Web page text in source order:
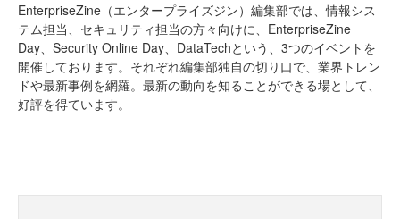
EnterpriseZine（エンタープライズジン）編集部では、情報シス
テム担当、セキュリティ担当の方々向けに、EnterpriseZine
Day、Security Online Day、DataTechという、3つのイベントを
開催しております。それぞれ編集部独自の切り口で、業界トレン
ドや最新事例を網羅。最新の動向を知ることができる場として、
好評を得ています。